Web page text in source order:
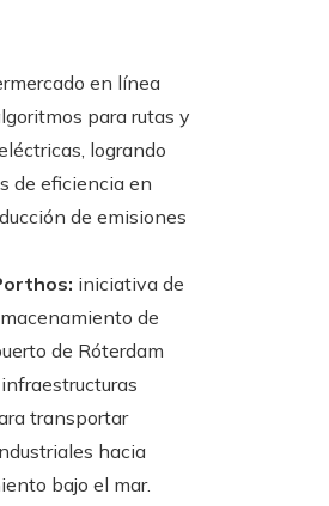
en línea
para rutas y
logrando
de eficiencia en
de emisiones
iniciativa de
de
de Róterdam
transportar
hacia
bajo el mar.